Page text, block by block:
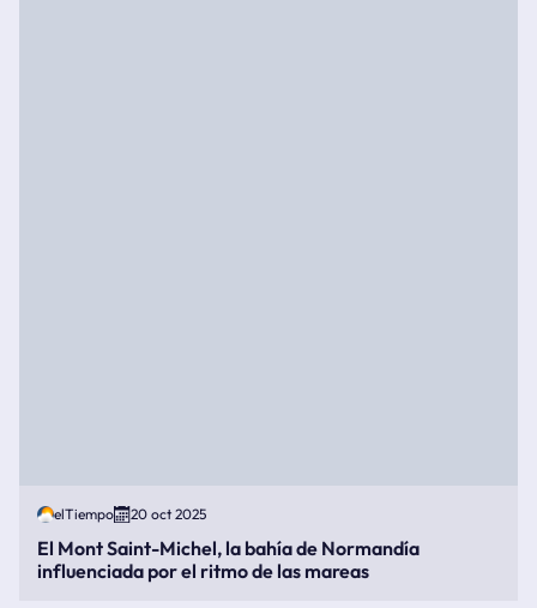
elTiempo 20 oct 2025
El Mont Saint-Michel, la bahía de Normandía
influenciada por el ritmo de las mareas